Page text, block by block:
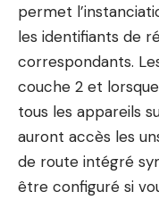
permet
les identifiants de
correspondants.
couche 2 et
tous les appareils
auront accès les
de route intégré
être configuré si